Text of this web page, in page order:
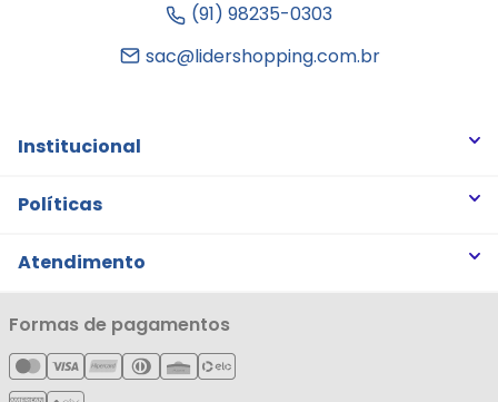
(91) 98235-0303
sac@lidershopping.com.br
Institucional
Quem somos
Notícias
Cartão Líderzan
Políticas
Trocas e Devoluções
Política de Privacidade
Política de Entrega
Política de Reembolso
Atendimento
Minha Conta
Meus Pedidos
Meus Favoritos
Formas de pagamentos